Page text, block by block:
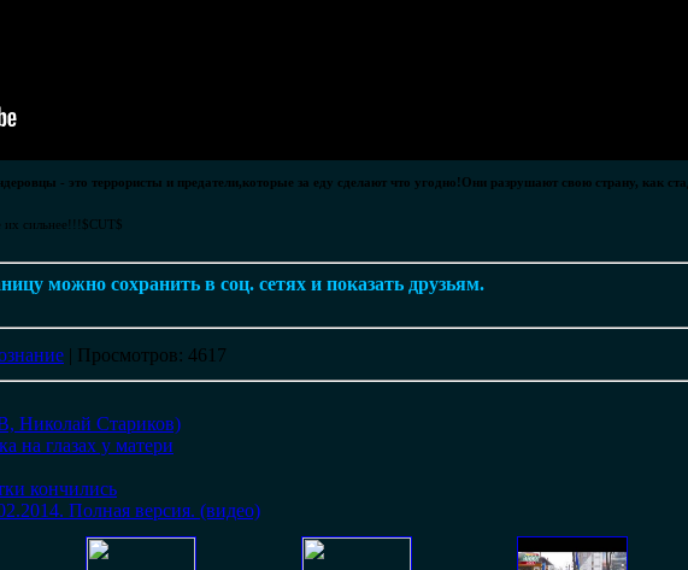
- это террористы и предатели,которые за еду сделают что угодно!Они разрушают свою страну, как
их сильнее!!! $CUT$
можно сохранить в соц. сетях и показать друзьям.
| Просмотров: 4617
Николай Стариков)
на глазах у матери
кончились
Полная версия. (видео)